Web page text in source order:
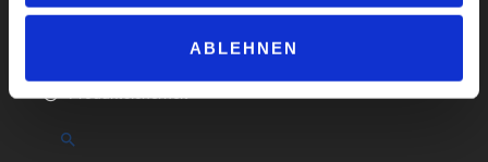
ABLEHNEN
Datenschutzerklärung
Produktsicherheit
Suchen